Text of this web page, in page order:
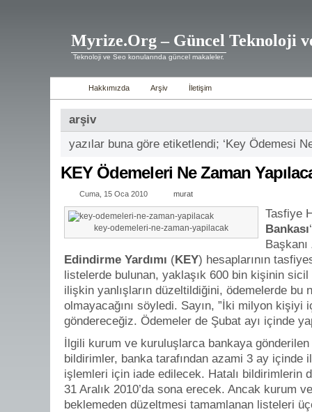
Myrize.Org – Güncel Teknoloji
Teknoloji ve Seo konularında güncel makaleler.
Hakkımızda Arşiv İletişim
arşiv
yazılar buna göre etiketlendi; ‘Key Ödemesi
KEY Ödemeleri Ne Zaman
Cuma, 15 Oca 2010 murat
key-odemeleri-ne-zaman-yapilacak
Tasfiye
Bankası
Edindirme Yardımı (KEY) hesaplarının
listelerde bulunan, yaklaşık 600 bin kişinin
ilişkin yanlışların düzeltildiğini, ödemelerde bu
olmayacağını söyledi. Sayın, ”İki milyon kişiyi
göndereceğiz. Ödemeler de Şubat ayı içinde
İlgili kurum ve kuruluşlarca bankaya
bildirimler, banka tarafından azami 3 ay içinde
işlemleri için iade edilecek. Hatalı bildirimlerin
31 Aralık 2010’da sona erecek. Ancak kurum
beklemeden düzeltmesi tamamlanan listeleri